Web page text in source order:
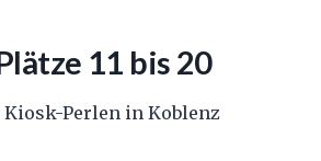
11 bis 20
Kiosk-Perlen in Koblenz